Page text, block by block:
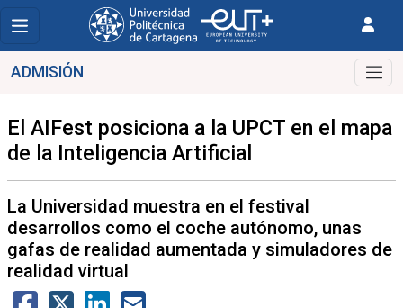
ADMISIÓN
El AIFest posiciona a la UPCT en el mapa
de la Inteligencia Artificial
La Universidad muestra en el festival
desarrollos como el coche autónomo, unas
gafas de realidad aumentada y simuladores de
realidad virtual